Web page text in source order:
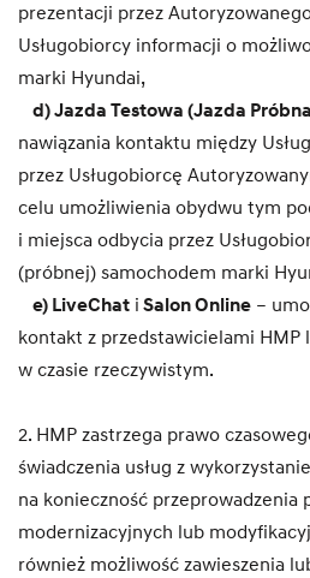
prezentacji przez
Usługobiorcy informacji o
marki Hyundai,
d) Jazda Testowa (Jazda
nawiązania kontaktu między
przez Usługobiorcę
celu umożliwienia obydwu tym
i miejsca odbycia przez
(próbnej) samochodem marki
e) LiveChat i Salon Online –
kontakt z przedstawicielami HMP
w czasie rzeczywistym.
2. HMP zastrzega prawo
świadczenia usług z
na konieczność przeprowadzenia
modernizacyjnych lub
również możliwość zawieszenia